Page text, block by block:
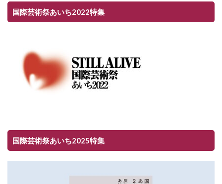
国際芸術祭あいち2022特集
国際芸術祭あいち2025特集